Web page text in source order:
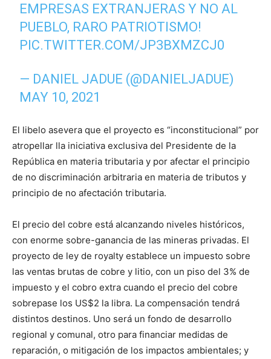
EMPRESAS EXTRANJERAS Y NO AL
PUEBLO, RARO PATRIOTISMO!
PIC.TWITTER.COM/JP3BXMZCJ0
— DANIEL JADUE (@DANIELJADUE)
MAY 10, 2021
El libelo asevera que el proyecto es “inconstitucional” por
atropellar lla iniciativa exclusiva del Presidente de la
República en materia tributaria y por afectar el principio
de no discriminación arbitraria en materia de tributos y
principio de no afectación tributaria.
El precio del cobre está alcanzando niveles históricos,
con enorme sobre-ganancia de las mineras privadas. El
proyecto de ley de royalty establece un impuesto sobre
las ventas brutas de cobre y litio, con un piso del 3% de
impuesto y el cobro extra cuando el precio del cobre
sobrepase los US$2 la libra. La compensación tendrá
distintos destinos. Uno será un fondo de desarrollo
regional y comunal, otro para financiar medidas de
reparación, o mitigación de los impactos ambientales; y